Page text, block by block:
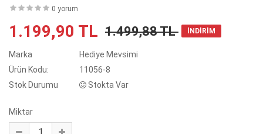
0 yorum
1.199,90 TL 1.499,88 TL İNDİRİM
Marka
Hediye Mevsimi
Ürün Kodu:
11056-8
Stok Durumu
Stokta Var
Miktar